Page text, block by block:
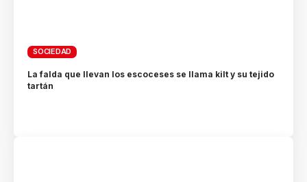
SOCIEDAD
La falda que llevan los escoceses se llama kilt y su tejido
tartán